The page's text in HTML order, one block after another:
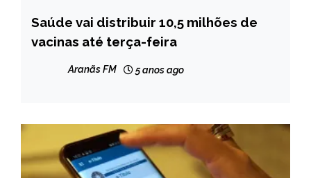
BRASIL
NOTÍCIAS
Saúde vai distribuir 10,5 milhões de
vacinas até terça-feira
Aranãs FM 5 anos ago